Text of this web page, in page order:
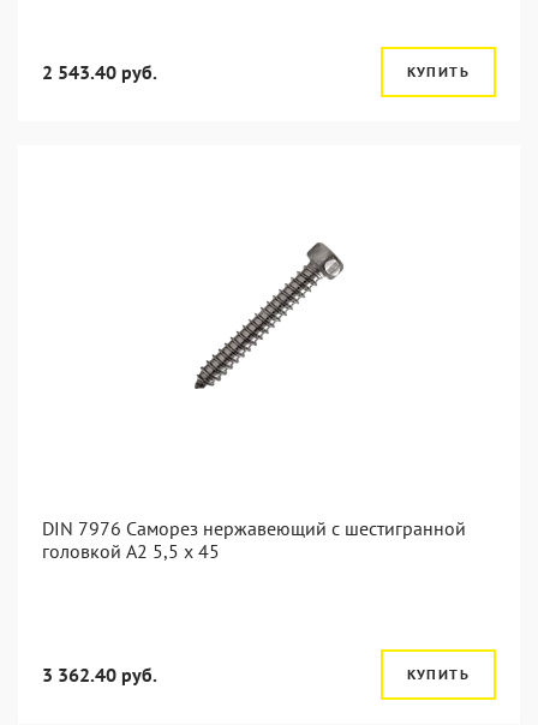
2 543.40 руб. КУПИТЬ
DIN 7976 Саморез нержавеющий с шестигранной
головкой А2 5,5 x 45
3 362.40 руб. КУПИТЬ